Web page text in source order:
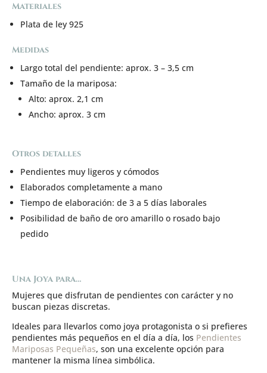
Materiales
Plata de ley 925
Medidas
Largo total del pendiente: aprox. 3 – 3,5 cm
Tamaño de la mariposa:
Alto: aprox. 2,1 cm
Ancho: aprox. 3 cm
Otros detalles
Pendientes muy ligeros y cómodos
Elaborados completamente a mano
Tiempo de elaboración: de 3 a 5 días laborales
Posibilidad de baño de oro amarillo o rosado bajo
pedido
Una Joya para…
Mujeres que disfrutan de pendientes con carácter y no
buscan piezas discretas.
Ideales para llevarlos como joya protagonista o si prefieres
pendientes más pequeños en el día a día, los Pendientes
Mariposas Pequeñas, son una excelente opción para
mantener la misma línea simbólica.